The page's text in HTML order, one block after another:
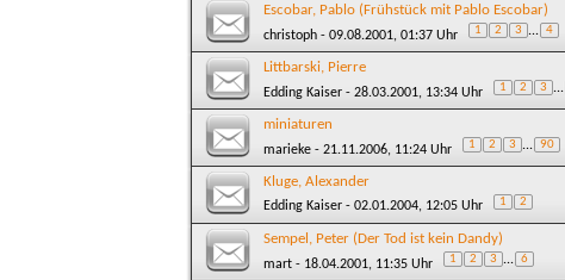
Escobar, Pablo (Frühstück mit Pablo Escobar)
christoph - 09.08.2001, 01:37 Uhr 1 2 3 ... 4
Littbarski, Pierre
Edding Kaiser - 28.03.2001, 13:34 Uhr 1 2 3 ...
miniaturen
marieke - 21.11.2006, 11:24 Uhr 1 2 3 ... 90
Kluge, Alexander
Edding Kaiser - 02.01.2004, 12:05 Uhr 1 2
Sempel, Peter (Der Tod ist kein Dandy)
mart - 18.04.2001, 11:35 Uhr 1 2 3 ... 6